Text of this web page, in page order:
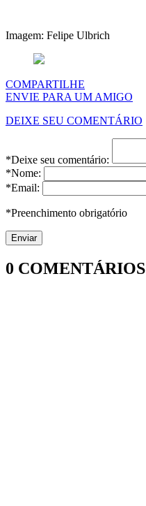
Imagem: Felipe Ulbrich
COMPARTILHE
ENVIE PARA UM AMIGO
DEIXE SEU COMENTÁRIO
*Deixe seu comentário:
*Nome:
*Email:
*Preenchimento obrigatório
0 COMENTÁRIOS